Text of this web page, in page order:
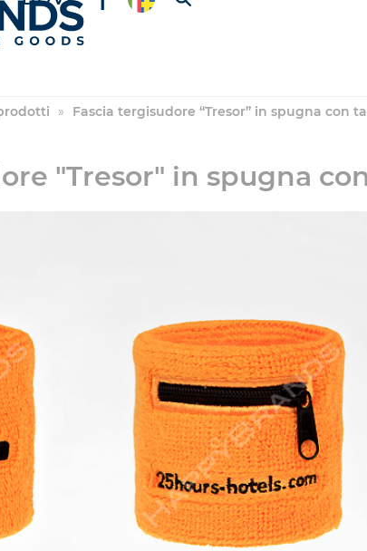
» Fascia tergisudore “Tresor” in spugna con
"Tresor" in spugna